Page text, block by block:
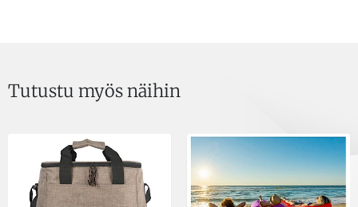
Tutustu myös näihin